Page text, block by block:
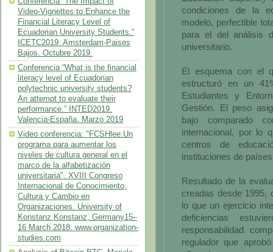
Video-Vignettes to Enhance the
Financial Literacy Level of
Ecuadorian University Students.”
ICETC2019. Amsterdam-Paises
Bajos. Octubre 2019.
Conferencia “What is the financial
literacy level of Ecuadorian
polytechnic university students?
An attempt to evaluate their
performance.” INTED2019.
Valencia-España. Marzo 2019
Video conferencia: "FCSHlee:Un
programa para aumentar los
niveles de cultura general en el
marco de la alfabetización
universitaria". XVIII Congreso
Internacional de Conocimiento,
Cultura y Cambio en
Organizaciones. University of
Konstanz,Konstanz, Germany15–
16 March 2018. www.organization-
studies.com
condiciones de la
modelo, perfectible
para el del análisis
universitario.
El esquema con el
estructuró en un
Estudiantes y
Gestión. El peso
bajo comparado
internacional, por lo
centros de
instituciones de
Resultado de la
creadas desde 1995,
lo que un ejercicio
deficiencias
responsabilidad
regulador que